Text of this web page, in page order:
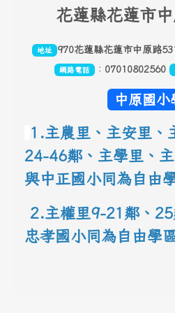
花蓮縣花蓮市
地址 970花蓮縣花蓮市中原路
網路電話 ： 07010802560
中原國小
1.主農里、主安里、
24-46鄰、主學里、
與中正國小同為自由
2.主權里9-21鄰、
忠孝國小同為自由學